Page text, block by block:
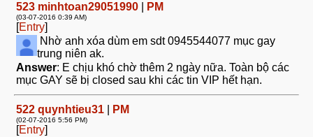
523 minhtoan29051990 PM
(03-07-2016 0:39 AM)
[Entry]
Nhờ anh xóa dùm em sdt 0945544077 mục gay
trung niên ak.
Answer: E chịu khó chờ thêm 2 ngày nữa. Toàn bộ các
mục GAY sẽ bị closed sau khi các tin VIP hết hạn.
522 quynhtieu31 PM
(02-07-2016 5:56 PM)
[Entry]